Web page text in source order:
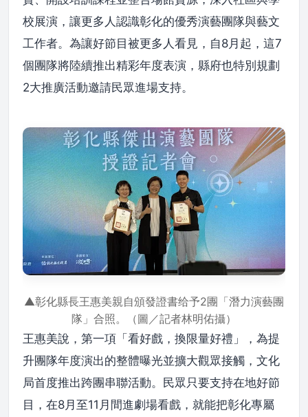
校展演，讓更多人認識彰化的優秀演藝團隊與藝文
工作者。為讓好節目被更多人看見，自8月起，這7
個團隊將陸續推出精彩年度表演，縣府也特別規劃
2大推廣活動邀請民眾進場支持。
▲彰化縣長王惠美親自頒發證書给予2團「潛力演藝團
隊」合照。（圖／記者林明佑攝）
王惠美說，第一項「看好戲，換限量好禮」，為提
升團隊年度演出的整體曝光並擴大觀眾接觸，文化
局首度推出跨團串聯活動。民眾只要支持在地好節
目，在8月至11月間進劇場看戲，就能把彰化專屬